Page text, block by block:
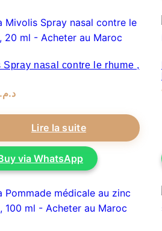
Spray nasal contre le rhume ,
د.م.
Lire la suite
via WhatsApp